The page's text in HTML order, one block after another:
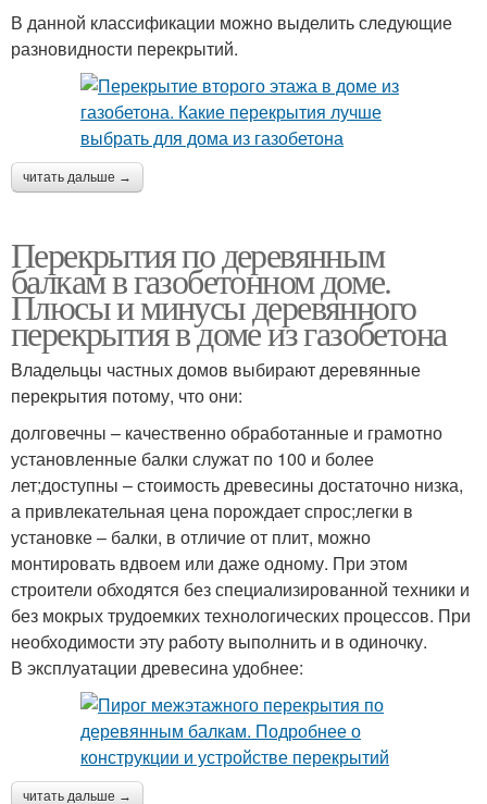
В данной классификации можно выделить следующие
разновидности перекрытий.
читать дальше →
Перекрытия по деревянным
балкам в газобетонном доме.
Плюсы и минусы деревянного
перекрытия в доме из газобетона
Владельцы частных домов выбирают деревянные
перекрытия потому, что они:
долговечны – качественно обработанные и грамотно
установленные балки служат по 100 и более
лет;доступны – стоимость древесины достаточно низка,
а привлекательная цена порождает спрос;легки в
установке – балки, в отличие от плит, можно
монтировать вдвоем или даже одному. При этом
строители обходятся без специализированной техники и
без мокрых трудоемких технологических процессов. При
необходимости эту работу выполнить и в одиночку.
В эксплуатации древесина удобнее:
читать дальше →